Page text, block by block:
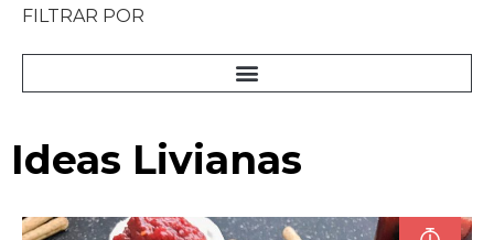
Ideas Livianas
FILTRAR POR